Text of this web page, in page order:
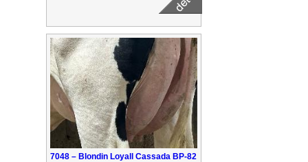
7048 – Blondin Loyall Cassada BP-82